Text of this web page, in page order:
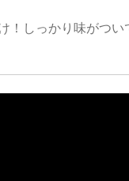
！しっかり味がつ